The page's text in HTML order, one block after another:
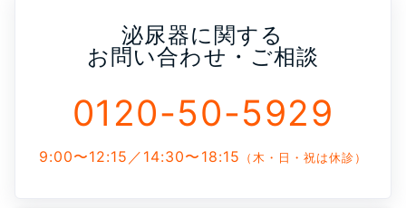
泌尿器に関する
お問い合わせ・ご相談
0120-50-5929
9:00〜12:15／14:30〜18:15 （木・日・祝は休診）